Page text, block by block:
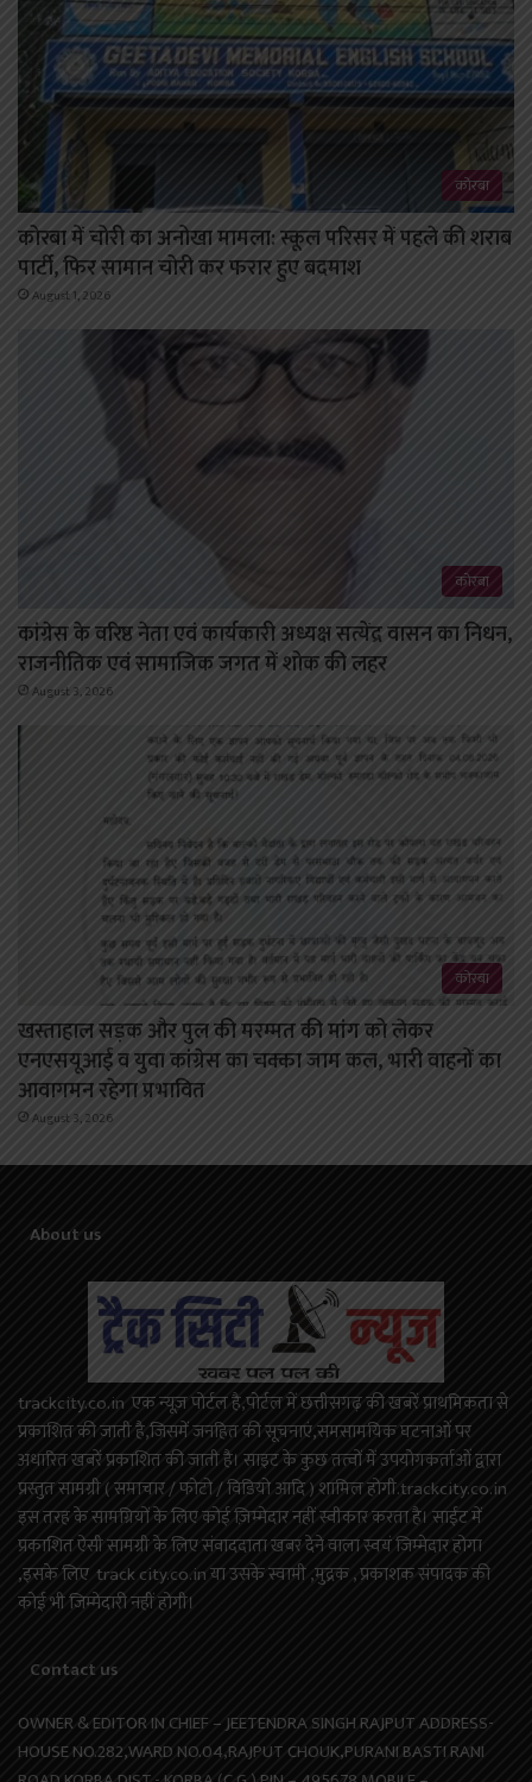
कोरबा
कोरबा में चोरी का अनोखा मामला: स्कूल परिसर में पहले की शराब
पार्टी, फिर सामान चोरी कर फरार हुए बदमाश
August 1, 2026
कोरबा
कांग्रेस के वरिष्ठ नेता एवं कार्यकारी अध्यक्ष सत्येंद्र वासन का निधन,
राजनीतिक एवं सामाजिक जगत में शोक की लहर
August 3, 2026
कोरबा
खस्ताहाल सड़क और पुल की मरम्मत की मांग को लेकर
एनएसयूआई व युवा कांग्रेस का चक्का जाम कल, भारी वाहनों का
आवागमन रहेगा प्रभावित
August 3, 2026
About us
trackcity.co.in एक न्यूज़ पोर्टल है,पोर्टल में छत्तीसगढ़ की खबरें प्राथमिकता से
प्रकाशित की जाती है,जिसमें जनहित की सूचनाएं,समसामयिक घटनाओं पर
अधारित खबरें प्रकाशित की जाती है। साइट के कुछ तत्वों में उपयोगकर्ताओं द्वारा
प्रस्तुत सामग्री ( समाचार / फोटो / विडियो आदि ) शामिल होगी.trackcity.co.in
इस तरह के सामग्रियों के लिए कोई ज़िम्मेदार नहीं स्वीकार करता है। साईट में
प्रकाशित ऐसी सामग्री के लिए संवाददाता खबर देने वाला स्वयं जिम्मेदार होगा
,इसके लिए track city.co.in या उसके स्वामी ,मुद्रक , प्रकाशक संपादक की
कोई भी जिम्मेदारी नहीं होगी।
Contact us
OWNER & EDITOR IN CHIEF – JEETENDRA SINGH RAJPUT ADDRESS-
HOUSE NO.282,WARD NO.04,RAJPUT CHOUK,PURANI BASTI RANI